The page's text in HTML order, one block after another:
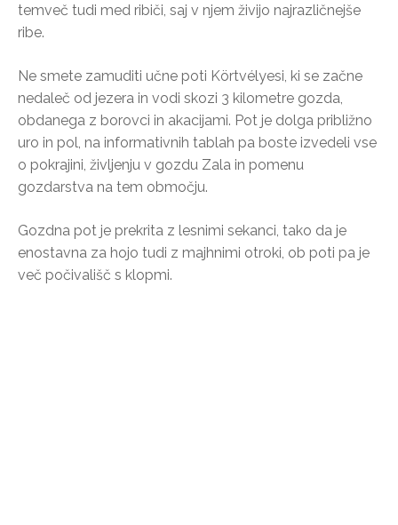
temveč tudi med ribiči, saj v njem živijo najrazličnejše
ribe.
Ne smete zamuditi učne poti Körtvélyesi, ki se začne
nedaleč od jezera in vodi skozi 3 kilometre gozda,
obdanega z borovci in akacijami. Pot je dolga približno
uro in pol, na informativnih tablah pa boste izvedeli vse
o pokrajini, življenju v gozdu Zala in pomenu
gozdarstva na tem območju.
Gozdna pot je prekrita z lesnimi sekanci, tako da je
enostavna za hojo tudi z majhnimi otroki, ob poti pa je
več počivališč s klopmi.